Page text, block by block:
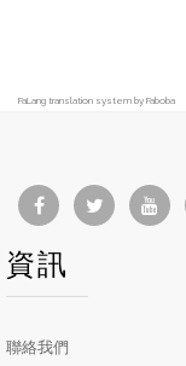
FaLang translation system by Faboba
資訊
聯絡我們